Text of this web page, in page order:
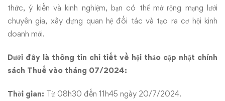
thức, ý kiến và kinh nghiệm, bạn có thể mở rộng mạng lưới
chuyên gia, xây dựng quan hệ đối tác và tạo ra cơ hội kinh
doanh mới.
Dưới đây là thông tin chi tiết về hội thảo cập nhật chính
sách Thuế vào tháng 07/2024:
Thời gian: Từ 08h30 đến 11h45 ngày 20/7/2024.